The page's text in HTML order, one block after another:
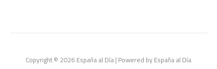
Copyright © 2026 España al Día | Powered by España al Día